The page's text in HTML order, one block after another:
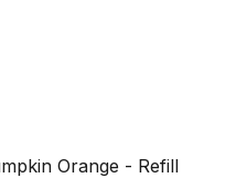
Orange - Refill